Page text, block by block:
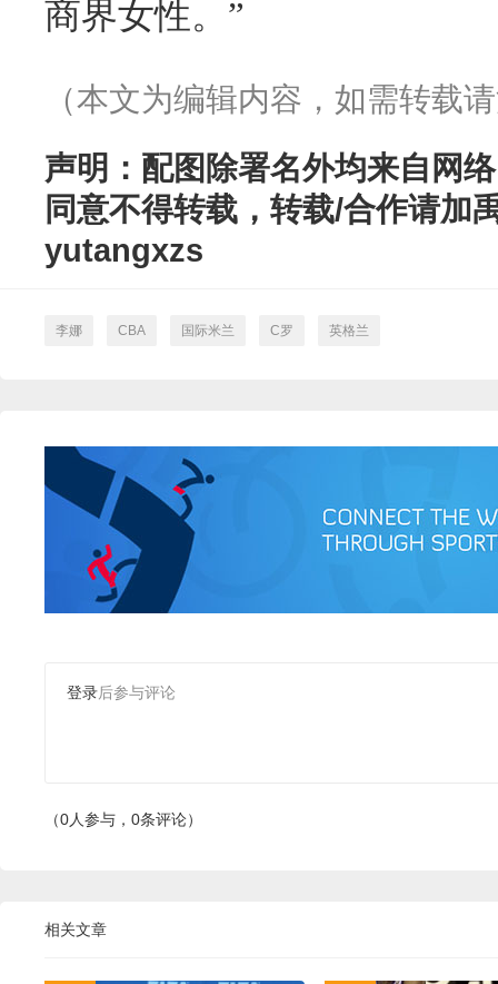
商界女性。”
（本文为编辑内容，如需转载
声明：配图除署名外均来自网
同意不得转载，转载/合作请加
yutangxzs
李娜 CBA 国际米兰 C罗 英格兰
登录后参与评论
（0人参与，0条评论）
相关文章